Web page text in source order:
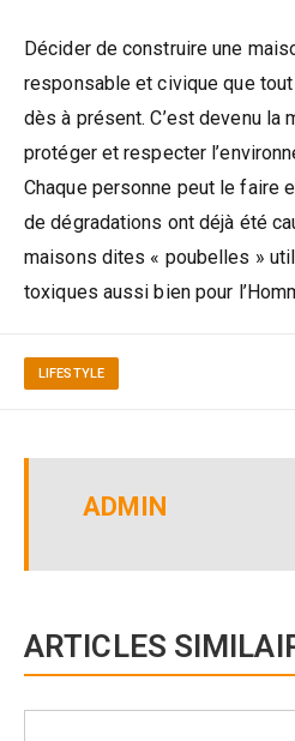
Décider de construire une
responsable et civique que
dès à présent. C’est devenu la
protéger et respecter
Chaque personne peut le faire
de dégradations ont déjà été
maisons dites « poubelles »
toxiques aussi bien pour
LIFESTYLE
ADMIN
ARTICLES